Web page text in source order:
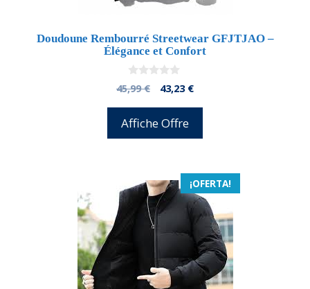
Doudoune Rembourré Streetwear GFJTJAO –
Élégance et Confort
0
d
45,99€
El
original
era:
43,23 €El
Affiche Offre
¡OFERTA!